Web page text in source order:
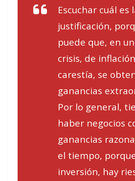
Escuchar cuál es
justificación,
puede que, en
crisis, de
carestía, se
ganancias
Por lo general,
haber negocios
ganancias
el tiempo,
inversión, hay